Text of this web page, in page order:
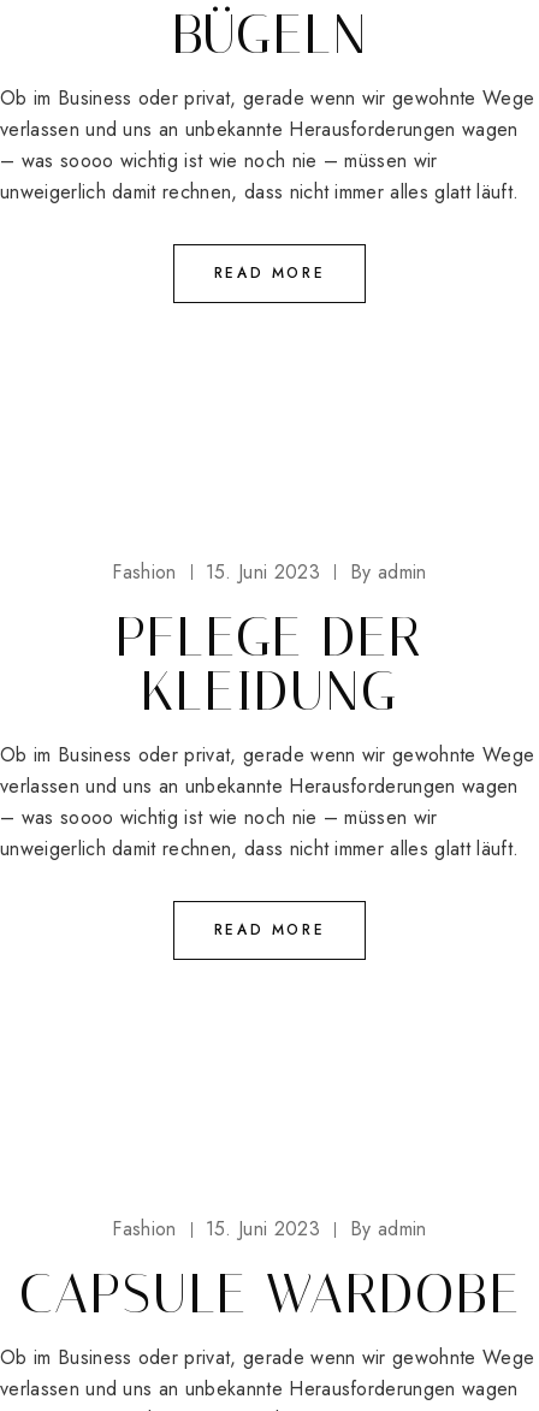
BÜGELN
Ob im Business oder privat, gerade wenn wir gewohnte Wege
verlassen und uns an unbekannte Herausforderungen wagen
– was soooo wichtig ist wie noch nie – müssen wir
unweigerlich damit rechnen, dass nicht immer alles glatt läuft.
READ MORE
Fashion 15. Juni 2023 By admin
PFLEGE DER
KLEIDUNG
Ob im Business oder privat, gerade wenn wir gewohnte Wege
verlassen und uns an unbekannte Herausforderungen wagen
– was soooo wichtig ist wie noch nie – müssen wir
unweigerlich damit rechnen, dass nicht immer alles glatt läuft.
READ MORE
Fashion 15. Juni 2023 By admin
CAPSULE WARDOBE
Ob im Business oder privat, gerade wenn wir gewohnte Wege
verlassen und uns an unbekannte Herausforderungen wagen